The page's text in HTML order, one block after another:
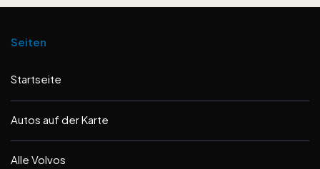
Seiten
Startseite
Autos auf der Karte
Alle Volvos